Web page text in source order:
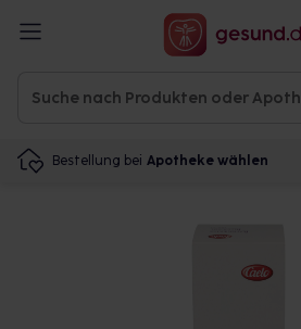
Bestellung bei Apotheke wählen